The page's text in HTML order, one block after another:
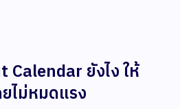
ยังไง ให้
ไม่หมดแรง